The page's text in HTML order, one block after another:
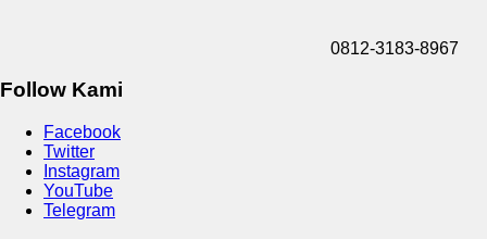
0812-3183-8967
Follow Kami
Facebook
Twitter
Instagram
YouTube
Telegram